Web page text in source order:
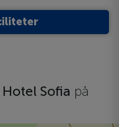
Sofia på